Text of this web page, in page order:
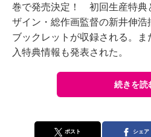
巻で発売決定！ 初回生産特典
ザイン・総作画監督の新井伸浩
ブックレットが収録される。
入特典情報も発表された。
続きを読
ポスト シェア